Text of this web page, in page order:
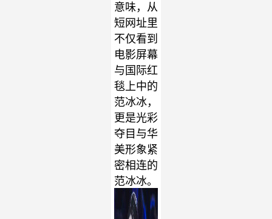
意味，从
短网址里
不仅看到
电影屏幕
与国际红
毯上中的
范冰冰，
更是光彩
夺目与华
美形象紧
密相连的
范冰冰。